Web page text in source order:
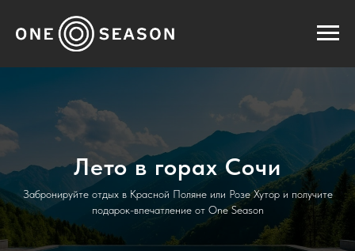
Лето в горах Сочи
Забронируйте отдых в Красной Поляне или Розе Хутор и получите
подарок-впечатление от One Season